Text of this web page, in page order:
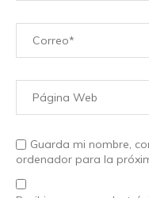
Guarda mi nombre,
ordenador para la